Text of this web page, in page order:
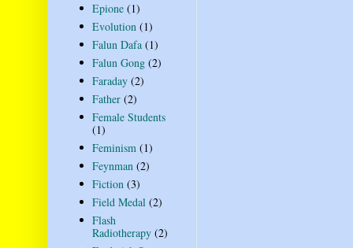
Epione (1)
Evolution (1)
Falun Dafa (1)
Falun Gong (2)
Faraday (2)
Father (2)
Female Students
(1)
Feminism (1)
Feynman (2)
Fiction (3)
Field Medal (2)
Flash
Radiotherapy (2)